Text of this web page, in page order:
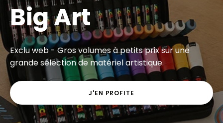
Rentrée scolaire
Anticipez la rentrée et complétez dès aujourd’hui
votre liste de fournitures scolaires !
J’EN PROFITE